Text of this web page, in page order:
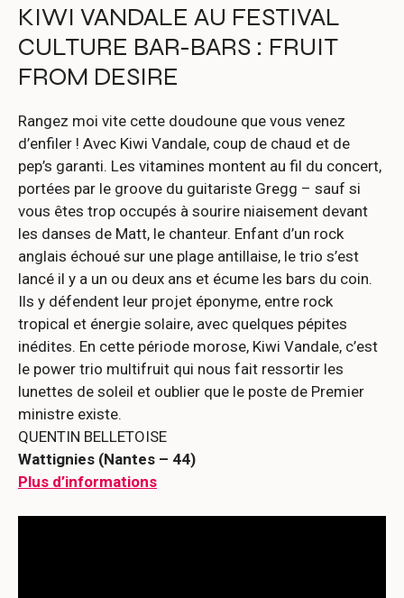
KIWI VANDALE AU FESTIVAL
CULTURE BAR-BARS : FRUIT
FROM DESIRE
Rangez moi vite cette doudoune que vous venez
d’enfiler ! Avec Kiwi Vandale, coup de chaud et de
pep’s garanti. Les vitamines montent au fil du concert,
portées par le groove du guitariste Gregg – sauf si
vous êtes trop occupés à sourire niaisement devant
les danses de Matt, le chanteur. Enfant d’un rock
anglais échoué sur une plage antillaise, le trio s’est
lancé il y a un ou deux ans et écume les bars du coin.
Ils y défendent leur projet éponyme, entre rock
tropical et énergie solaire, avec quelques pépites
inédites. En cette période morose, Kiwi Vandale, c’est
le power trio multifruit qui nous fait ressortir les
lunettes de soleil et oublier que le poste de Premier
ministre existe.
QUENTIN BELLETOISE
Wattignies (Nantes – 44)
Plus d’informations